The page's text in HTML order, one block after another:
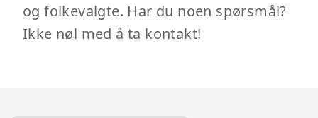
og folkevalgte. Har du noen spørsmål?
Ikke nøl med å ta kontakt!